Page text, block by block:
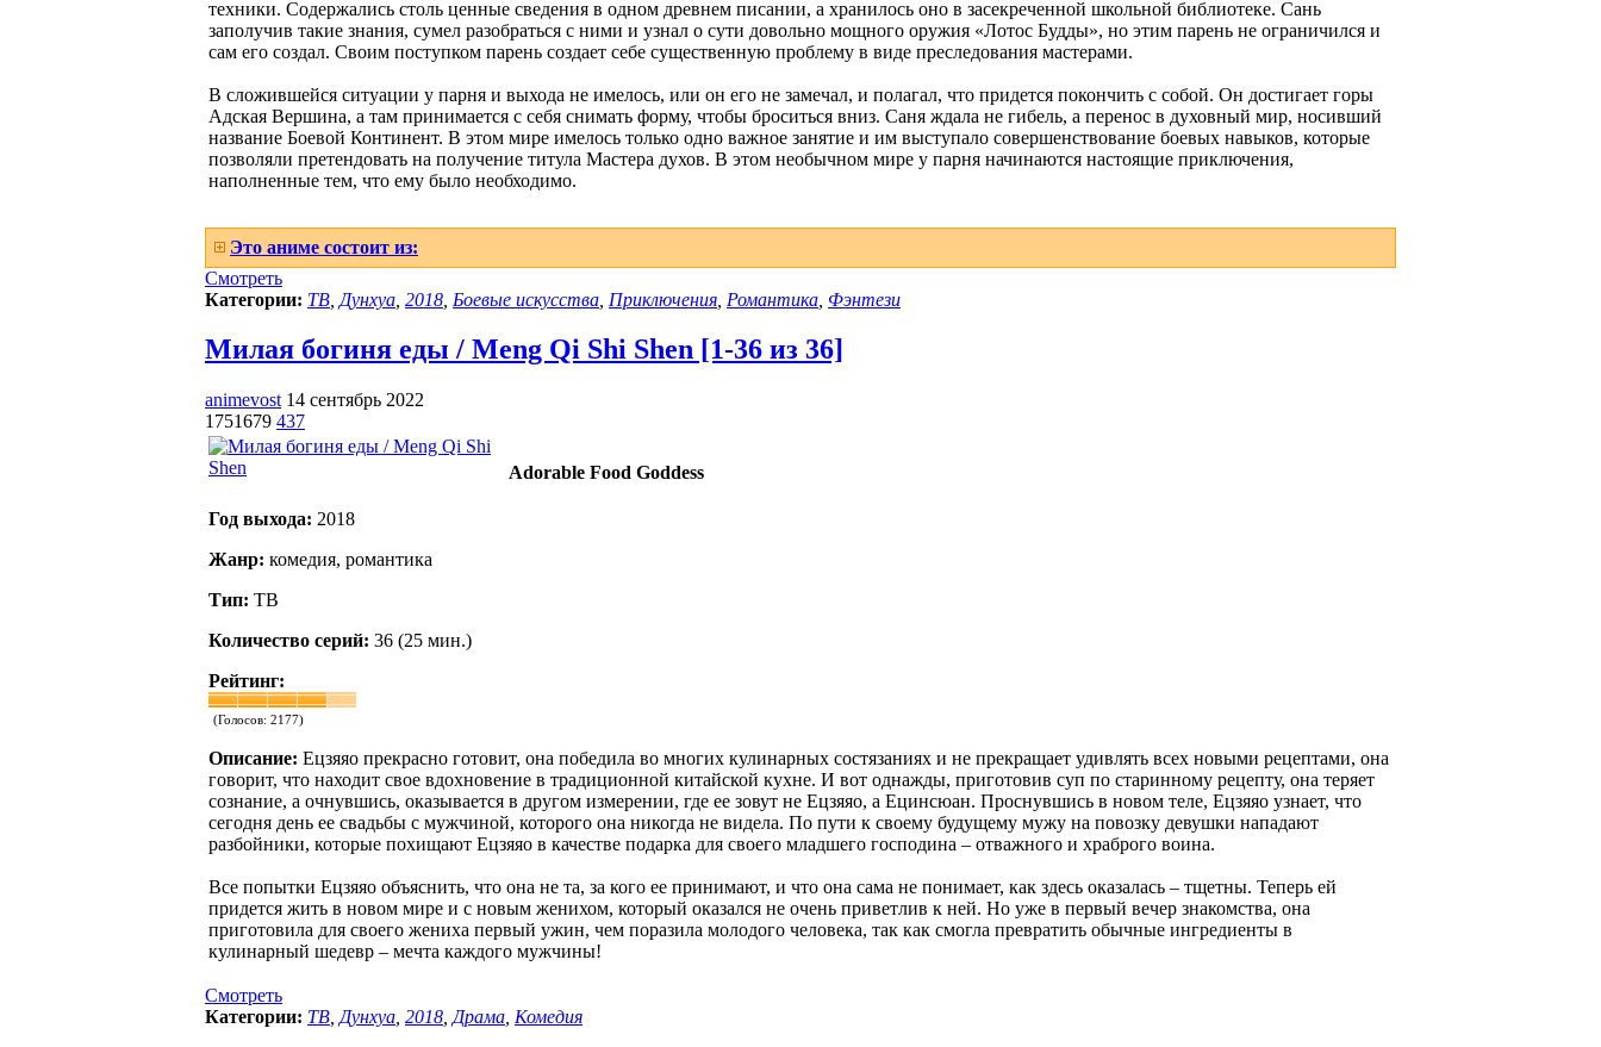
техники. Содержались столь ценные сведения в одном древнем писании, а хранилось оно в засекреченной школьной библиотеке. Сань
заполучив такие знания, сумел разобраться с ними и узнал о сути довольно мощного оружия «Лотос Будды», но этим парень не ограничился и
сам его создал. Своим поступком парень создает себе существенную проблему в виде преследования мастерами.
В сложившейся ситуации у парня и выхода не имелось, или он его не замечал, и полагал, что придется покончить с собой. Он достигает горы
Адская Вершина, а там принимается с себя снимать форму, чтобы броситься вниз. Саня ждала не гибель, а перенос в духовный мир, носивший
название Боевой Континент. В этом мире имелось только одно важное занятие и им выступало совершенствование боевых навыков, которые
позволяли претендовать на получение титула Мастера духов. В этом необычном мире у парня начинаются настоящие приключения,
наполненные тем, что ему было необходимо.
Это аниме состоит из:
Смотреть
Категории: ТВ Дунхуа 2018 Боевые искусства Приключения Романтика Фэнтези
Милая богиня еды / Meng Qi Shi Shen [1-36 из 36]
animevost 14 сентябрь 2022
1751679 437
Adorable Food Goddess
Год выхода: 2018
Жанр: комедия, романтика
Тип: ТВ
Количество серий: 36 (25 мин.)
Рейтинг:
(Голосов: 2177)
Описание: Ецзяяо прекрасно готовит, она победила во многих кулинарных состязаниях и не прекращает удивлять всех новыми рецептами, она
говорит, что находит свое вдохновение в традиционной китайской кухне. И вот однажды, приготовив суп по старинному рецепту, она теряет
сознание, а очнувшись, оказывается в другом измерении, где ее зовут не Ецзяяо, а Ецинсюан. Проснувшись в новом теле, Ецзяяо узнает, что
сегодня день ее свадьбы с мужчиной, которого она никогда не видела. По пути к своему будущему мужу на повозку девушки нападают
разбойники, которые похищают Ецзяяо в качестве подарка для своего младшего господина – отважного и храброго воина.
Все попытки Ецзяяо объяснить, что она не та, за кого ее принимают, и что она сама не понимает, как здесь оказалась – тщетны. Теперь ей
придется жить в новом мире и с новым женихом, который оказался не очень приветлив к ней. Но уже в первый вечер знакомства, она
приготовила для своего жениха первый ужин, чем поразила молодого человека, так как смогла превратить обычные ингредиенты в
кулинарный шедевр – мечта каждого мужчины!
Смотреть
Категории: ТВ Дунхуа 2018 Драма Комедия